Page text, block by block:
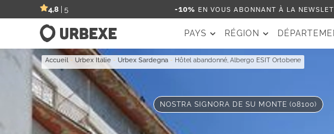
4,8 | 5 -10% EN VOUS ABONNANT À LA
PAYS RÉGION
Accueil -Urbex Italie -Urbex Sardegna - Hôtel abandonné, Albergo ESIT Ortobene
NOSTRA SIGNORA DE SU MONTE (08100)